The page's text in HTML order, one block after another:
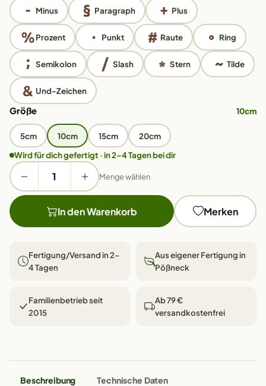
Minus Paragraph Plus
Prozent Punkt Raute Ring
Semikolon Slash Stern Tilde
Und-Zeichen
Größe 10cm
5cm 10cm 15cm
20cm
Wird für dich gefertigt · in 2–4 Tagen bei dir
Menge wählen
In den Warenkorb Merken
Fertigung/Versand in 2–
4 Tagen
Aus eigener Fertigung in
Pößneck
Familienbetrieb seit
2015
Ab 79 €
versandkostenfrei
Beschreibung Technische Daten